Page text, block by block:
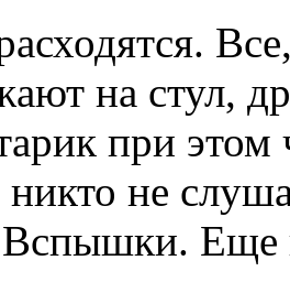
на стул,
при этом
не
Вспышки. Еще